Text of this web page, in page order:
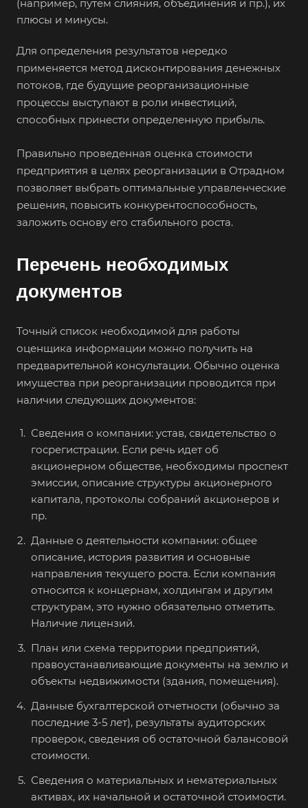
(например, путем слияния, объединения и пр.), их
плюсы и минусы.
Для определения результатов нередко
применяется метод дисконтирования денежных
потоков, где будущие реорганизационные
процессы выступают в роли инвестиций,
способных принести определенную прибыль.
Правильно проведенная оценка стоимости
предприятия в целях реорганизации в Отрадном
позволяет выбрать оптимальные управленческие
решения, повысить конкурентоспособность,
заложить основу его стабильного роста.
Перечень необходимых
документов
Точный список необходимой для работы
оценщика информации можно получить на
предварительной консультации. Обычно оценка
имущества при реорганизации проводится при
наличии следующих документов:
Сведения о компании: устав, свидетельство о
госрегистрации. Если речь идет об
акционерном обществе, необходимы проспект
эмиссии, описание структуры акционерного
капитала, протоколы собраний акционеров и
пр.
Данные о деятельности компании: общее
описание, история развития и основные
направления текущего роста. Если компания
относится к концернам, холдингам и другим
структурам, это нужно обязательно отметить.
Наличие лицензий.
План или схема территории предприятий,
правоустанавливающие документы на землю и
объекты недвижимости (здания, помещения).
Данные бухгалтерской отчетности (обычно за
последние 3-5 лет), результаты аудиторских
проверок, сведения об остаточной балансовой
стоимости.
Сведения о материальных и нематериальных
активах, их начальной и остаточной стоимости.
Например:Отрадное
Абакан
Абдулино
Аксай
Алушта
Ангарск
Анжеро-Судженск
Арамиль
Арзамас
Архангельск
Асбест
Асино
Астрахань
Ахтубинск
Ачинск
Аша
Баймак
Балаково
Балашиха
Балашов
Барабинск
Бахчисарай
Белая Калитва
Белгород